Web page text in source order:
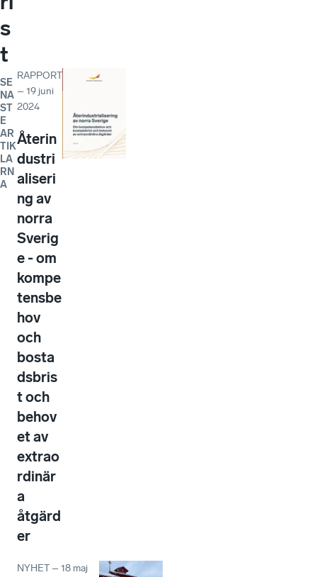
s
t
SE
NA
ST
E
AR
TIK
LA
RN
A
RAPPORT
–19 juni
2024
Återin
dustri
aliseri
ng av
norra
Sverig
e - om
kompe
tensbe
hov
och
bosta
dsbris
t och
behov
et av
extrao
rdinär
a
åtgärd
er
NYHET –18 maj